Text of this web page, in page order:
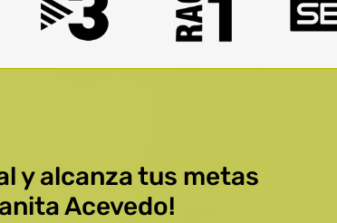
y alcanza tus metas
Acevedo!